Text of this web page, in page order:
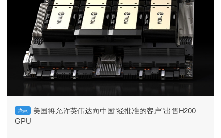
热点
美国将允许英伟达向中国“经批准的客户”出售H200
GPU